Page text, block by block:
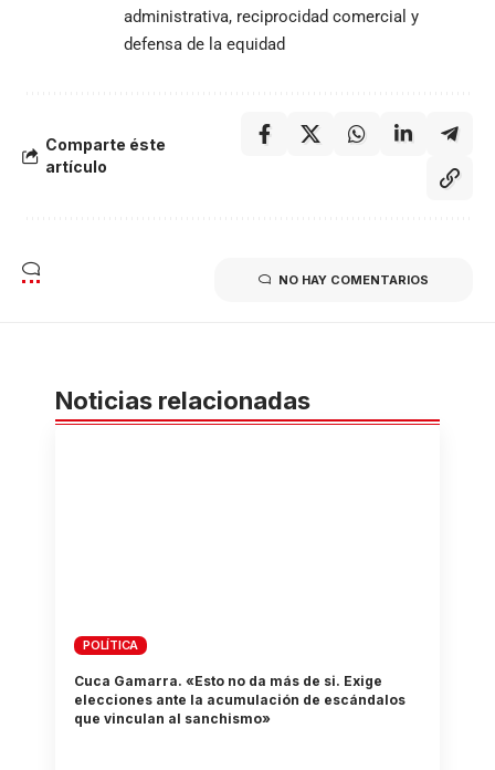
administrativa, reciprocidad comercial y
defensa de la equidad
Comparte éste
artículo
NO HAY COMENTARIOS
Noticias relacionadas
POLÍTICA
Cuca Gamarra. «Esto no da más de si. Exige
elecciones ante la acumulación de escándalos
que vinculan al sanchismo»